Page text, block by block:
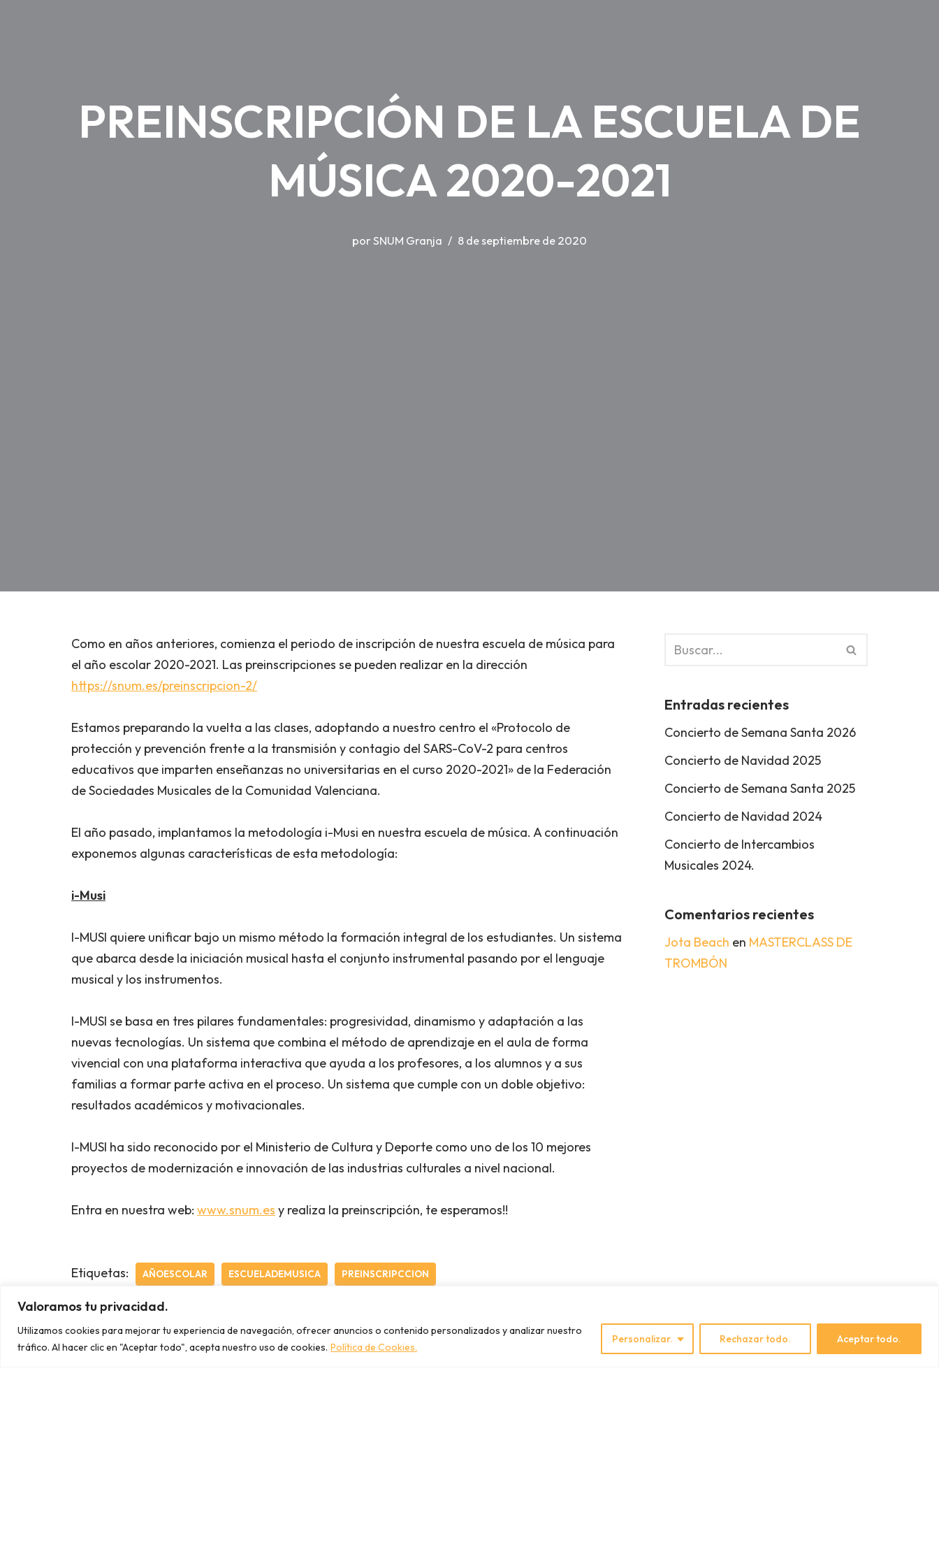
Valoramos tu privacidad.
Utilizamos cookies para mejorar tu experiencia de navegación, ofrecer anuncios o contenido personalizados y analizar nuestro
tráfico. Al hacer clic en "Aceptar todo", acepta nuestro uso de cookies. Política de Cookies.
Personalizar. Rechazar todo. Aceptar todo.
PREINSCRIPCIÓN DE LA ESCUELA DE
MÚSICA 2020-2021
por SNUM Granja 8 de septiembre de 2020
Como en años anteriores, comienza el periodo de inscripción de nuestra escuela de música para
el año escolar 2020-2021. Las preinscripciones se pueden realizar en la dirección
https://snum.es/preinscripcion-2/
Estamos preparando la vuelta a las clases, adoptando a nuestro centro el «Protocolo de
protección y prevención frente a la transmisión y contagio del SARS-CoV-2 para centros
educativos que imparten enseñanzas no universitarias en el curso 2020-2021» de la Federación
de Sociedades Musicales de la Comunidad Valenciana.
El año pasado, implantamos la metodología i-Musi en nuestra escuela de música. A continuación
exponemos algunas características de esta metodología:
i-Musi
I-MUSI quiere unificar bajo un mismo método la formación integral de los estudiantes. Un sistema
que abarca desde la iniciación musical hasta el conjunto instrumental pasando por el lenguaje
musical y los instrumentos.
I-MUSI se basa en tres pilares fundamentales: progresividad, dinamismo y adaptación a las
nuevas tecnologías. Un sistema que combina el método de aprendizaje en el aula de forma
vivencial con una plataforma interactiva que ayuda a los profesores, a los alumnos y a sus
familias a formar parte activa en el proceso. Un sistema que cumple con un doble objetivo:
resultados académicos y motivacionales.
I-MUSI ha sido reconocido por el Ministerio de Cultura y Deporte como uno de los 10 mejores
proyectos de modernización e innovación de las industrias culturales a nivel nacional.
Entra en nuestra web: www.snum.es y realiza la preinscripción, te esperamos!!
Etiquetas: AÑOESCOLAR ESCUELADEMUSICA PREINSCRIPCCION
Entradas recientes
Concierto de Semana Santa 2026
Concierto de Navidad 2025
Concierto de Semana Santa 2025
Concierto de Navidad 2024
Concierto de Intercambios
Musicales 2024.
Comentarios recientes
Jota Beach en MASTERCLASS DE
TROMBÓN